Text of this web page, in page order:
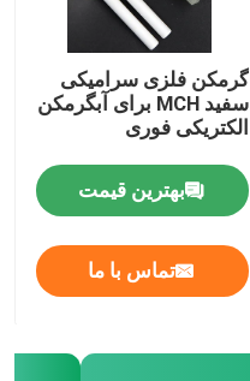
گرمکن فلزی سرامیکی
سفید MCH برای آبگرمکن
الکتریکی فوری
بهترین قیمت
تماس با ما